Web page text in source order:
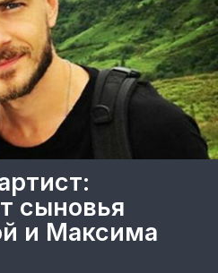
сыновья
и Максима